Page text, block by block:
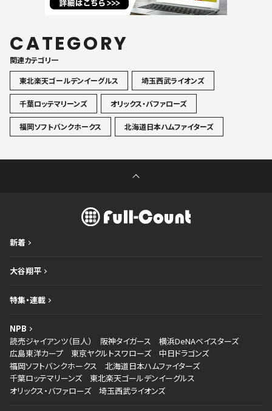
CATEGORY
関連カテゴリ一
東北楽天ゴールデンイーグルス
埼玉西武ライオンズ
千葉ロッテマリーンズ オリックス・バファローズ
福岡ソフトバンクホークス 北海道日本ハムファイターズ
新着
大谷翔平
特集・連載
NPB
読売ジャイアンツ（巨人）
阪神タイガース
横浜DeNAベイスターズ
広島東洋カープ
東京ヤクルトスワローズ
中日ドラゴンズ
福岡ソフトバンクホークス
北海道日本ハムファイターズ
千葉ロッテマリーンズ
東北楽天ゴールデンイーグルス
オリックス・バファローズ
埼玉西武ライオンズ